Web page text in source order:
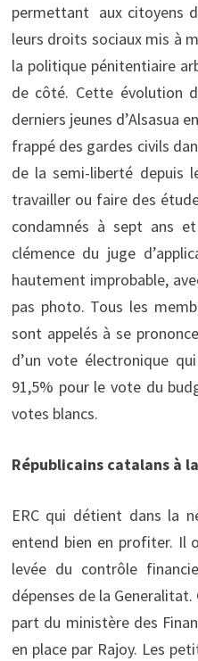
permettant aux citoyens
leurs droits sociaux mis à
la politique pénitentiaire
de côté. Cette évolution
derniers jeunes d’Alsasua
frappé des gardes civils
de la semi-liberté depuis
travailler ou faire des
condamnés à sept ans
clémence du juge
hautement improbable,
pas photo. Tous les
sont appelés à se
d’un vote électronique
91,5% pour le vote du
votes blancs.
Républicains catalans à
ERC qui détient dans la
entend bien en profiter. Il
levée du contrôle
dépenses de la
part du ministère des
en place par Rajoy. Les